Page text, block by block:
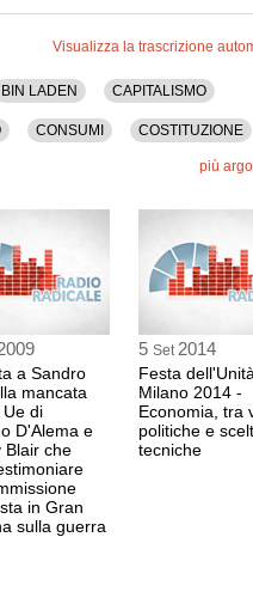
Visualizza la trascrizione
BIN LADEN CAPITALISMO
CONSUMI COSTITUZIONE
ESPORTAZIONE
FINANZA
HEZBOLLAH
OVEST
PIL
RIFUGIATI RUSSIA
TASSE
più
a Sandro
mancata
Ue di
D'Alema e
Blair che
in Gran
sulla guerra
5 Set 2014
Festa
Milano 2014 -
Economia, tra
politiche e
tecniche